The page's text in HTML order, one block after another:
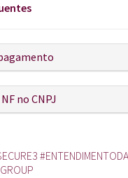
no CNPJ